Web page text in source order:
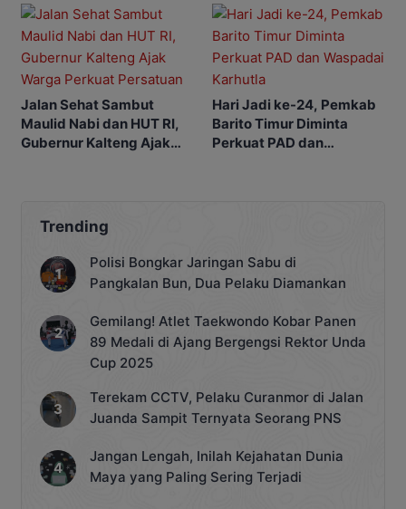
Jalan Sehat Sambut
Maulid Nabi dan HUT RI,
Gubernur Kalteng Ajak
Hari Jadi ke-24, Pemkab
Barito Timur Diminta
Perkuat PAD dan
Trending
Polisi Bongkar Jaringan Sabu di
Pangkalan Bun, Dua Pelaku Diamankan
Gemilang! Atlet Taekwondo Kobar Panen
89 Medali di Ajang Bergengsi Rektor Unda
Cup 2025
Terekam CCTV, Pelaku Curanmor di Jalan
Juanda Sampit Ternyata Seorang PNS
Jangan Lengah, Inilah Kejahatan Dunia
Maya yang Paling Sering Terjadi